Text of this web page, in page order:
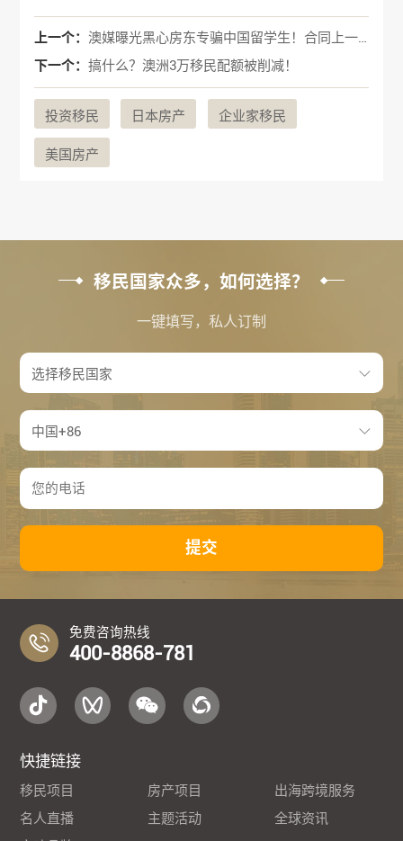
上一个：
澳媒曝光黑心房东专骗中国留学生！合同上一个细节坑走几千刀！
下一个： 搞什么？澳洲3万移民配额被削减！
投资移民 日本房产 企业家移民
美国房产
移民国家众多，如何选择？
一键填写，私人订制
提交
免费咨询热线
400-8868-781
快捷链接
移民项目 房产项目
出海跨境服务
名人直播
主题活动
全球资讯